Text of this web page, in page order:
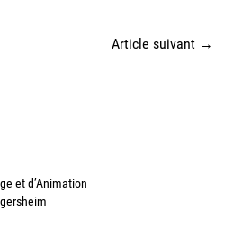
Article suivant →
et d’Animation